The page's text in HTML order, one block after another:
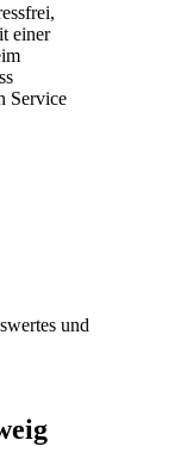
einer
Service
und